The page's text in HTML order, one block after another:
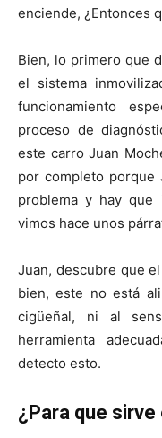
enciende, ¿Entonces
Bien, lo primero que
el sistema
funcionamiento
proceso de
este carro Juan
por completo porque
problema y hay que
vimos hace unos
Juan, descubre que
bien, este no está
cigüeñal, ni al
herramienta
detecto esto.
¿Para que